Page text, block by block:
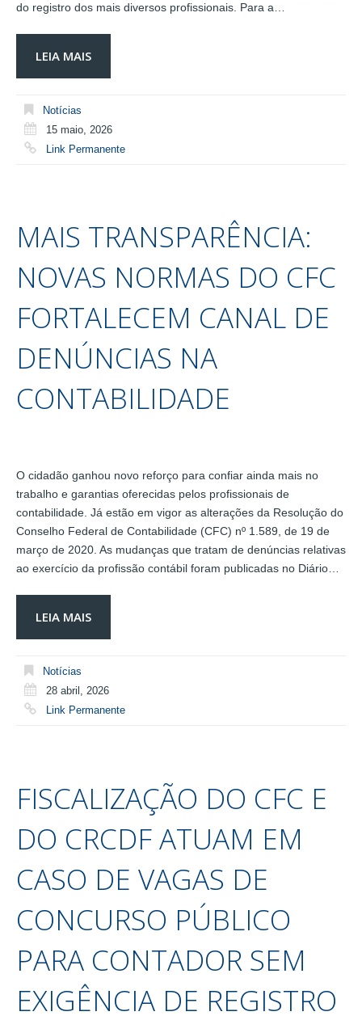
do registro dos mais diversos profissionais. Para a…
LEIA MAIS
Notícias
15 maio, 2026
Link Permanente
MAIS TRANSPARÊNCIA:
NOVAS NORMAS DO CFC
FORTALECEM CANAL DE
DENÚNCIAS NA
CONTABILIDADE
O cidadão ganhou novo reforço para confiar ainda mais no
trabalho e garantias oferecidas pelos profissionais de
contabilidade. Já estão em vigor as alterações da Resolução do
Conselho Federal de Contabilidade (CFC) nº 1.589, de 19 de
março de 2020. As mudanças que tratam de denúncias relativas
ao exercício da profissão contábil foram publicadas no Diário…
LEIA MAIS
Notícias
28 abril, 2026
Link Permanente
FISCALIZAÇÃO DO CFC E
DO CRCDF ATUAM EM
CASO DE VAGAS DE
CONCURSO PÚBLICO
PARA CONTADOR SEM
EXIGÊNCIA DE REGISTRO